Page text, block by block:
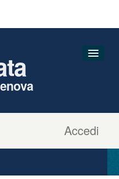
Accedi